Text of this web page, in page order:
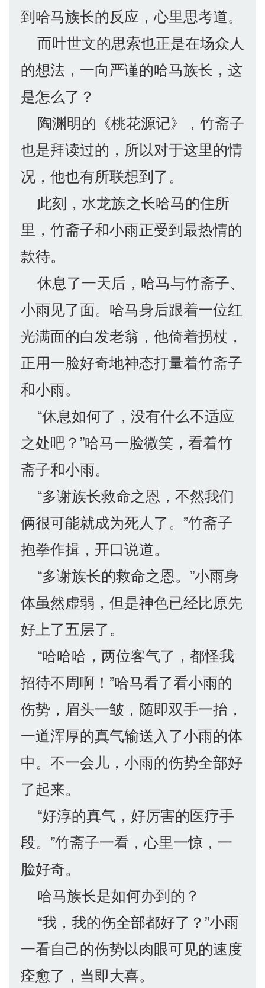
到哈马族长的反应，心里思考道。
而叶世文的思索也正是在场众人
的想法，一向严谨的哈马族长，这
是怎么了？
陶渊明的《桃花源记》，竹斋子
也是拜读过的，所以对于这里的情
况，他也有所联想到了。
此刻，水龙族之长哈马的住所
里，竹斋子和小雨正受到最热情的
款待。
休息了一天后，哈马与竹斋子、
小雨见了面。哈马身后跟着一位红
光满面的白发老翁，他倚着拐杖，
正用一脸好奇地神态打量着竹斋子
和小雨。
“休息如何了，没有什么不适应
之处吧？”哈马一脸微笑，看着竹
斋子和小雨。
“多谢族长救命之恩，不然我们
俩很可能就成为死人了。”竹斋子
抱拳作揖，开口说道。
“多谢族长的救命之恩。”小雨身
体虽然虚弱，但是神色已经比原先
好上了五层了。
“哈哈哈，两位客气了，都怪我
招待不周啊！”哈马看了看小雨的
伤势，眉头一皱，随即双手一抬，
一道浑厚的真气输送入了小雨的体
中。不一会儿，小雨的伤势全部好
了起来。
“好淳的真气，好厉害的医疗手
段。”竹斋子一看，心里一惊，一
脸好奇。
哈马族长是如何办到的？
“我，我的伤全部都好了？”小雨
一看自己的伤势以肉眼可见的速度
痊愈了，当即大喜。